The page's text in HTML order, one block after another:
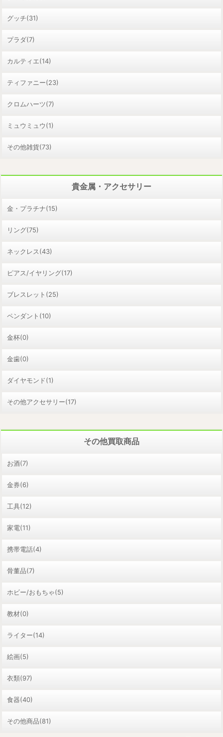
グッチ(31)
プラダ(7)
カルティエ(14)
ティファニー(23)
クロムハーツ(7)
ミュウミュウ(1)
その他雑貨(73)
貴金属・アクセサリー
金・プラチナ(15)
リング(75)
ネックレス(43)
ピアス/イヤリング(17)
ブレスレット(25)
ペンダント(10)
金杯(0)
金歯(0)
ダイヤモンド(1)
その他アクセサリー(17)
その他買取商品
お酒(7)
金券(6)
工具(12)
家電(11)
携帯電話(4)
骨董品(7)
ホビー/おもちゃ(5)
教材(0)
ライター(14)
絵画(5)
衣類(97)
食器(40)
その他商品(81)